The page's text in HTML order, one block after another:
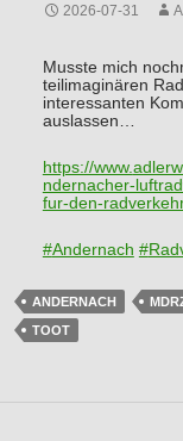
2026-07-31
Musste mich
teilimaginären
interessanten
auslassen…
https://www.
ndernacher-
fur-den-
#Andernach #
ANDERNACH
TOOT